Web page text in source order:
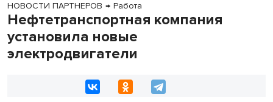
НОВОСТИ ПАРТНЕРОВ → Работа
Нефтетранспортная компания
установила новые
электродвигатели